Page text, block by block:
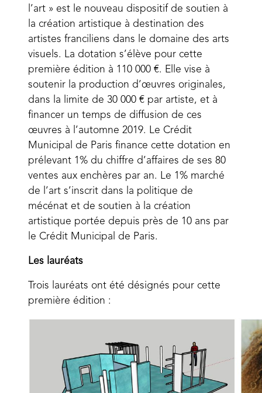
l’art » est le nouveau dispositif de soutien à
la création artistique à destination des
artistes franciliens dans le domaine des arts
visuels. La dotation s’élève pour cette
première édition à 110 000 €. Elle vise à
soutenir la production d’œuvres originales,
dans la limite de 30 000 € par artiste, et à
financer un temps de diffusion de ces
œuvres à l’automne 2019. Le Crédit
Municipal de Paris finance cette dotation en
prélevant 1% du chiffre d’affaires de ses 80
ventes aux enchères par an. Le 1% marché
de l’art s’inscrit dans la politique de
mécénat et de soutien à la création
artistique portée depuis près de 10 ans par
le Crédit Municipal de Paris.
Les lauréats
Trois lauréats ont été désignés pour cette
première édition :